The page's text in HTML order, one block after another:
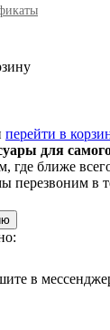
перейти в
для
где ближе
перезвоним в
в